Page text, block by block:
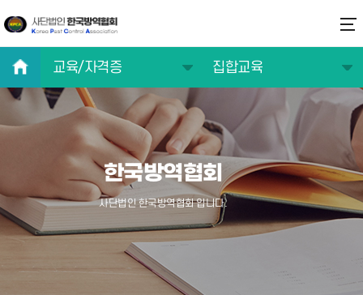
교육/자격증
협회소개
주요사업
연구/기술/정보
교육/자격증
알림마당
방역전문가 찾기
집합교육
집합교육
방역소독전문교육
온라인교육 바로가기
법정교육이수증출력
한국방역협회
사단법인 한국방역협회 입니다.